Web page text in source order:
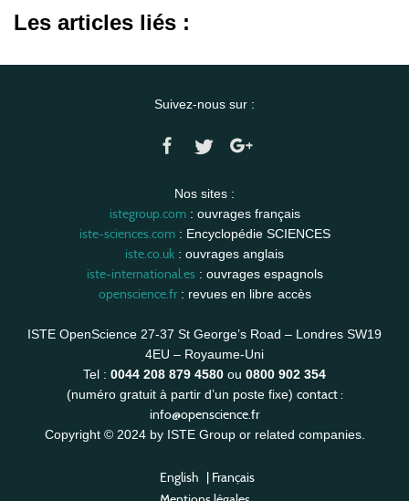
Les articles liés :
Suivez-nous sur :
Nos sites :
istegroup.com: ouvrages français
iste-sciences.com: Encyclopédie SCIENCES
iste.co.uk : ouvrages anglais
iste-international.es: ouvrages espagnols
openscience.fr: revues en libre accès
ISTE OpenScience 27-37 St George’s Road – Londres SW19
4EU – Royaume-Uni
Tel : 0044 208 879 4580 ou 0800 902 354
(numéro gratuit à partir d’un poste fixe) contact :
info@openscience.fr
Copyright © 2024 by ISTE Group or related companies.
English | Français